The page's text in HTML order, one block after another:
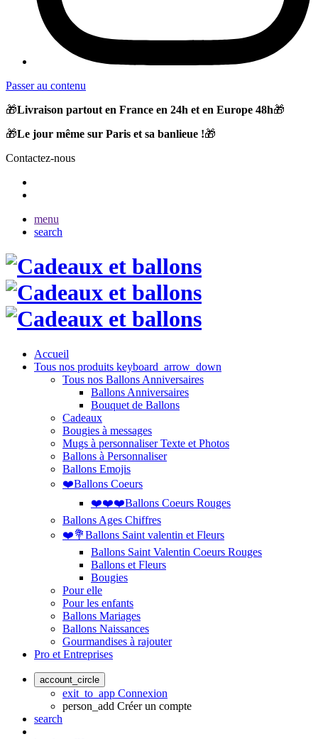
Passer au contenu
🎁Livraison partout en France en 24h et en Europe 48h🎁
🎁Le jour même sur Paris et sa banlieue !🎁
Contactez-nous
menu
search
Accueil
Tous nos produits keyboard_arrow_down
Tous nos Ballons Anniversaires
Ballons Anniversaires
Bouquet de Ballons
Cadeaux
Bougies à messages
Mugs à personnaliser Texte et Photos
Ballons à Personnaliser
Ballons Emojis
❤️Ballons Coeurs
❤️❤️❤️Ballons Coeurs Rouges
Ballons Ages Chiffres
❤️💐Ballons Saint valentin et Fleurs
Ballons Saint Valentin Coeurs Rouges
Ballons et Fleurs
Bougies
Pour elle
Pour les enfants
Ballons Mariages
Ballons Naissances
Gourmandises à rajouter
Pro et Entreprises
account_circle
exit_to_app Connexion
person_add Créer un compte
search